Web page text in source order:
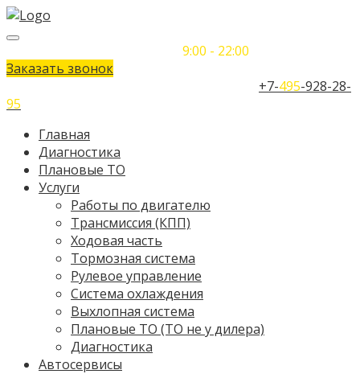
9:00 - 22:00
Заказать звонок
+7-495-928-28-
95
Главная
Диагностика
Плановые ТО
Услуги
Работы по двигателю
Трансмиссия (КПП)
Ходовая часть
Тормозная система
Рулевое управление
Система охлаждения
Выхлопная система
Плановые ТО (ТО не у дилера)
Диагностика
Автосервисы